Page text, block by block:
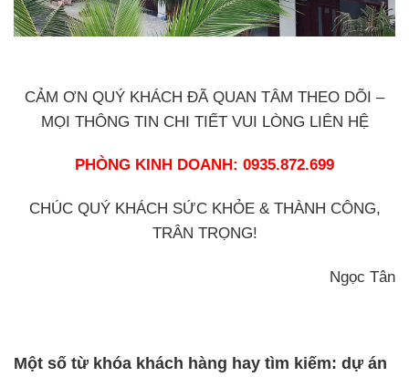
CẢM ƠN QUÝ KHÁCH ĐÃ QUAN TÂM THEO DÕI –
MỌI THÔNG TIN CHI TIẾT VUI LÒNG LIÊN HỆ
PHÒNG KINH DOANH: 0935.872.699
CHÚC QUÝ KHÁCH SỨC KHỎE & THÀNH CÔNG,
TRÂN TRỌNG!
Ngọc Tân
Một số từ khóa khách hàng hay tìm kiếm: dự án